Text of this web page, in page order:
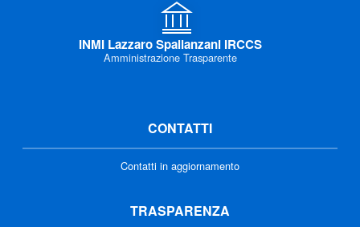
INMI Lazzaro Spallanzani IRCCS
Amministrazione Trasparente
CONTATTI
Contatti in aggiornamento
TRASPARENZA